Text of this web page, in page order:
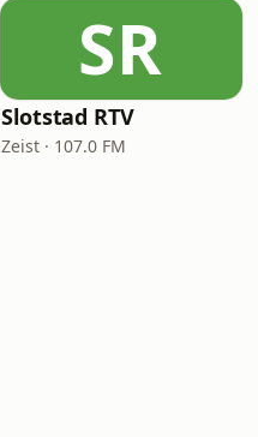
SR
Slotstad RTV
Zeist · 107.0 FM